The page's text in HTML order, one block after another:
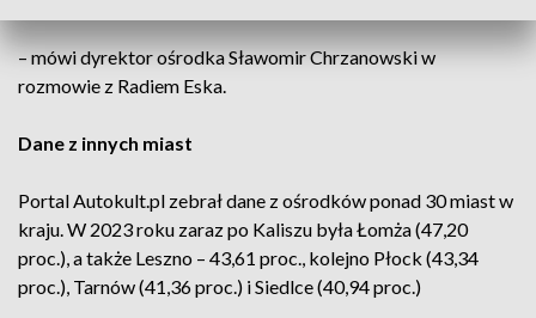
– mówi dyrektor ośrodka Sławomir Chrzanowski w
rozmowie z Radiem Eska.
Dane z innych miast
Portal Autokult.pl zebrał dane z ośrodków ponad 30 miast w
kraju. W 2023 roku zaraz po Kaliszu była Łomża (47,20
proc.), a także Leszno – 43,61 proc., kolejno Płock (43,34
proc.), Tarnów (41,36 proc.) i Siedlce (40,94 proc.)